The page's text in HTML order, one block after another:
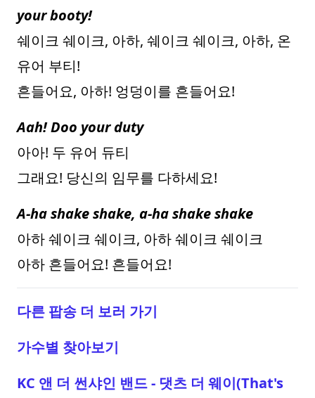
your booty!
쉐이크 쉐이크, 아하, 쉐이크 쉐이크, 아하, 온
유어 부티!
흔들어요, 아하! 엉덩이를 흔들어요!
Aah! Doo your duty
아아! 두 유어 듀티
그래요! 당신의 임무를 다하세요!
A-ha shake shake, a-ha shake shake
아하 쉐이크 쉐이크, 아하 쉐이크 쉐이크
아하 흔들어요! 흔들어요!
다른 팝송 더 보러 가기
가수별 찾아보기
KC 앤 더 썬샤인 밴드 - 댓츠 더 웨이(That's